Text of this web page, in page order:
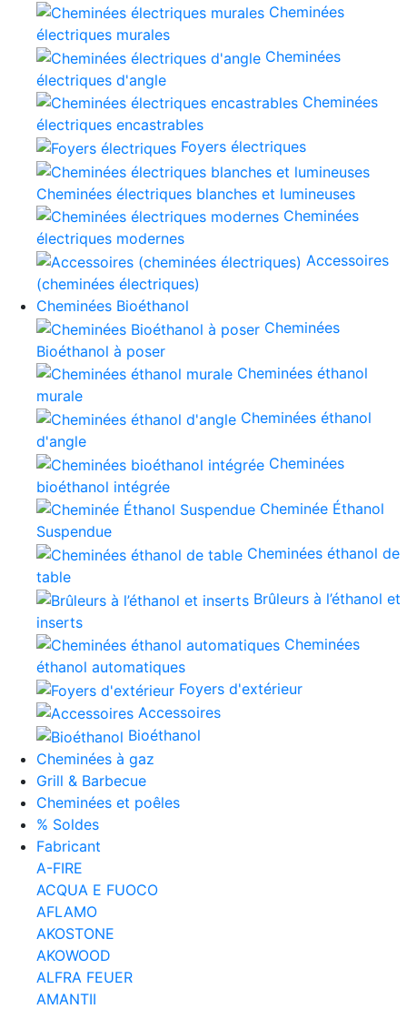
Cheminées
électriques murales
Cheminées
électriques d'angle
Cheminées
électriques encastrables
Foyers électriques
Cheminées électriques blanches et lumineuses
Cheminées
électriques modernes
Accessoires
(cheminées électriques)
Cheminées Bioéthanol
Cheminées
Bioéthanol à poser
Cheminées éthanol
murale
Cheminées éthanol
d'angle
Cheminées
bioéthanol intégrée
Cheminée Éthanol
Suspendue
Cheminées éthanol de
table
Brûleurs à l’éthanol et
inserts
Cheminées
éthanol automatiques
Foyers d'extérieur
Accessoires
Bioéthanol
Cheminées à gaz
Grill & Barbecue
Cheminées et poêles
% Soldes
Fabricant
A-FIRE
ACQUA E FUOCO
AFLAMO
AKOSTONE
AKOWOOD
ALFRA FEUER
AMANTII